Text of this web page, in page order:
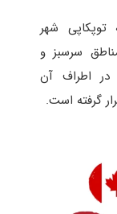
شهر
سرسبز و
اطراف آن
گرفته است.